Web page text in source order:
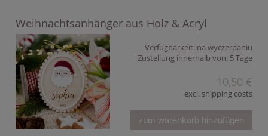
Weihnachtsanhänger aus Holz & Acryl
Verfügbarkeit: na wyczerpaniu
Zustellung innerhalb von: 5 Tage
10,50 €
excl. shipping costs
zum warenkorb hinzufügen